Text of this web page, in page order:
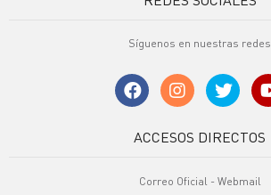
Síguenos en nuestras redes
ACCESOS DIRECTOS
Correo Oficial - Webmail